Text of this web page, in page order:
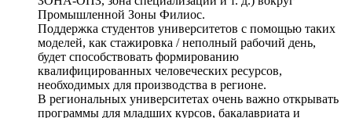
Промышленной Зоны Филиос.
Поддержка студентов университетов с помощью таких
моделей, как стажировка / неполный рабочий день,
будет способствовать формированию
квалифицированных человеческих ресурсов,
необходимых для производства в регионе.
В региональных университетах очень важно открывать
программы для младших курсов, бакалавриата и